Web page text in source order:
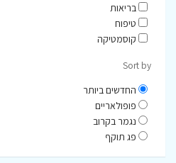
בריאות
טיפוח
קוסמטיקה
Sort by
החדשים ביותר
פופולאריים
נגמר בקרוב
פג תוקף